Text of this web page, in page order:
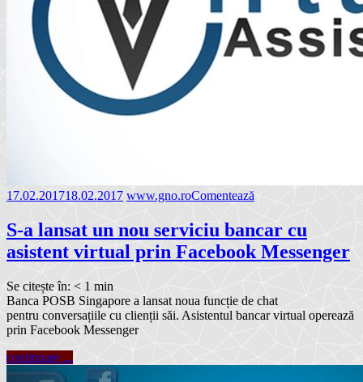
17.02.201718.02.2017 www.gno.roComentează
S-a lansat un nou serviciu bancar cu
asistent virtual prin Facebook Messenger
Se citește în: < 1 min
Banca POSB Singapore a lansat noua funcție de chat
pentru conversațiile cu clienții săi. Asistentul bancar virtual operează
prin Facebook Messenger
continuare ...